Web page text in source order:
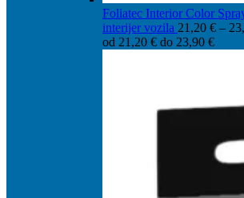
Foliatec Interior Color
interijer vozila 21,20 € –
od 21,20 € do 23,90 €